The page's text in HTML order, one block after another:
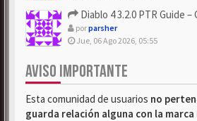
Diablo 4 3.2.0 PTR Guide – Get 8%
porparsher
Jue, 06 Ago 2026, 05:55
AVISO IMPORTANTE
Esta comunidad de usuarios no
guarda relación alguna con la marca